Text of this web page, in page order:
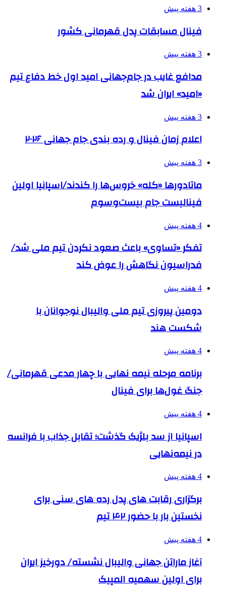
3 هفته پیش
فینال مسابقات پدل قهرمانی کشور
3 هفته پیش
مدافع غایب در جام‌جهانی امید اول خط دفاع تیم
«امید» ایران شد
3 هفته پیش
اعلام زمان فینال و رده بندی جام جهانی ۲۰۲۶
3 هفته پیش
ماتادورها «کله» خروس‌ها را کندند/اسپانیا اولین
فینالیست جام بیست‌وسوم
4 هفته پیش
تفکر «تساوی» باعث صعود نکردن تیم ملی شد/
فدراسیون نگاهش را عوض کند
4 هفته پیش
دومین پیروزی تیم ملی والیبال نوجوانان با
شکست هند
4 هفته پیش
برنامه مرحله نیمه نهایی با چهار مدعی قهرمانی/
جنگ غول‌ها برای فینال
4 هفته پیش
اسپانیا از سد بلژیک گذشت؛ تقابل جذاب با فرانسه
در نیمه‌نهایی
4 هفته پیش
برگزاری رقابت های پدل رده های سنی برای
نخستین بار با حضور ۴۲ تیم
4 هفته پیش
آغاز ماراتن جهانی والیبال نشسته/ دورخیز ایران
برای اولین سهمیه المپیک